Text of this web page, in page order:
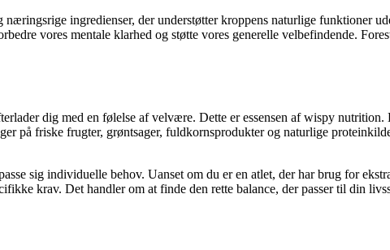
ingredienser, der understøtter kroppens naturlige funktioner
vores mentale klarhed og støtte vores generelle velbefindende.
dig med en følelse af velvære. Dette er essensen af wispy
på friske frugter, grøntsager, fuldkornsprodukter og naturlige
sig individuelle behov. Uanset om du er en atlet, der har brug for
krav. Det handler om at finde den rette balance, der passer til din